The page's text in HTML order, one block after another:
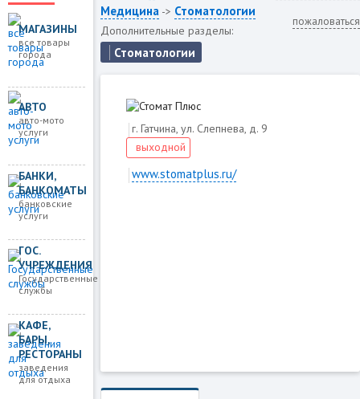
МАГАЗИНЫ
все товары
города
АВТО
авто-мото
услуги
БАНКИ,
БАНКОМАТЫ
банковские
услуги
ГОС.
УЧРЕЖДЕНИЯ
Государственные
службы
КАФЕ,
БАРЫ,
РЕСТОРАНЫ
заведения
для отдыха
Медицина -> Стоматологии
Дополнительные разделы:
Стоматологии
пожаловаться
г. Гатчина, ул. Слепнева, д. 9
выходной
www.stomatplus.ru/